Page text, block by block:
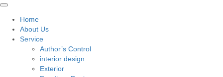
Home
About Us
Service
Author’s Control
interior design
Exterior